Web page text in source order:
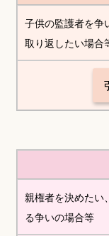
子供の監護者を争
取り返したい場合
親権者を決めたい
る争いの場合等